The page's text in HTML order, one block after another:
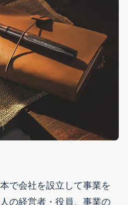
で会社を設立して事業を
の経営者・役員、事業の